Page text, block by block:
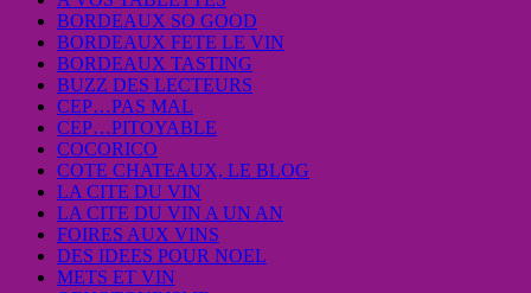
BORDEAUX SO GOOD
BORDEAUX FETE LE VIN
BORDEAUX TASTING
BUZZ DES LECTEURS
CEP…PAS MAL
CEP…PITOYABLE
COCORICO
COTE CHATEAUX, LE BLOG
LA CITE DU VIN
LA CITE DU VIN A UN AN
FOIRES AUX VINS
DES IDEES POUR NOEL
METS ET VIN